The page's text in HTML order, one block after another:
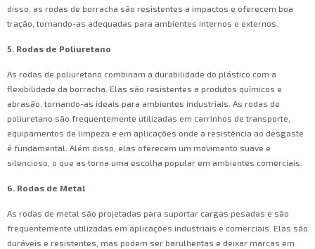
disso, as rodas de borracha são resistentes a impactos e oferecem boa
tração, tornando-as adequadas para ambientes internos e externos.
5. Rodas de Poliuretano
As rodas de poliuretano combinam a durabilidade do plástico com a
flexibilidade da borracha. Elas são resistentes a produtos químicos e
abrasão, tornando-as ideais para ambientes industriais. As rodas de
poliuretano são frequentemente utilizadas em carrinhos de transporte,
equipamentos de limpeza e em aplicações onde a resistência ao desgaste
é fundamental. Além disso, elas oferecem um movimento suave e
silencioso, o que as torna uma escolha popular em ambientes comerciais.
6. Rodas de Metal
As rodas de metal são projetadas para suportar cargas pesadas e são
frequentemente utilizadas em aplicações industriais e comerciais. Elas são
duráveis e resistentes, mas podem ser barulhentas e deixar marcas em